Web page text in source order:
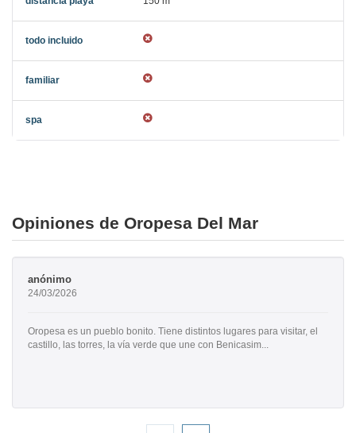
Opiniones de Oropesa Del Mar
anónimo
24/03/2026
Oropesa es un pueblo bonito. Tiene distintos lugares para visitar, el
castillo, las torres, la vía verde que une con Benicasim...